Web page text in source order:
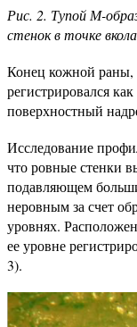
Рис. 2. Тупой М-
стенок в точке
Конец кожной раны,
регистрировался
поверхностный
Исследование
что ровные стенки
подавляющем
неровным за счет
уровнях.
ее уровне
3).